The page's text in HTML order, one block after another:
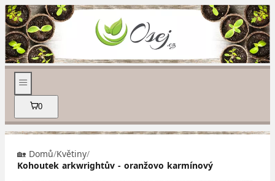
0
🏡 Domů/Květiny/
Kohoutek arkwrightův - oranžovo karmínový